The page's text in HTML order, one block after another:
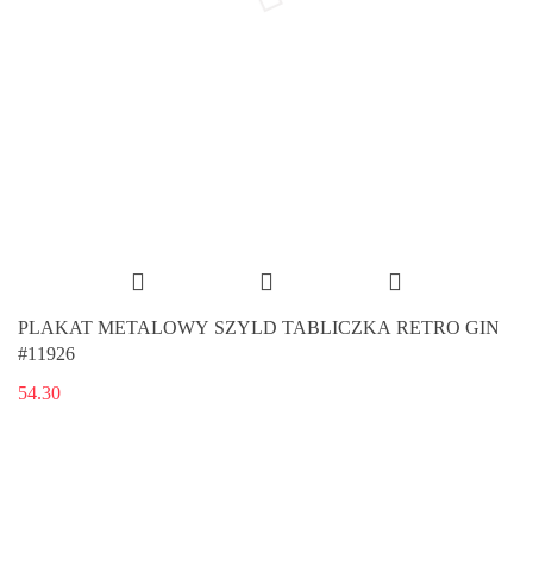
PLAKAT METALOWY SZYLD TABLICZKA RETRO GIN
#11926
54.30